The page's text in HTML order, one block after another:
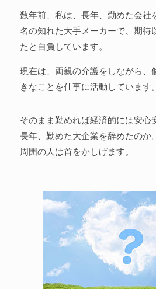
数年前、私は、長年、勤めた会社
名の知れた大手メーカーで、期待
たと自負しています。
現在は、両親の介護をしながら、
きなことを仕事に活動しています。
そのまま勤めれば経済的には安心
長年、勤めた大企業を辞めたのか。
周囲の人は首をかしげます。